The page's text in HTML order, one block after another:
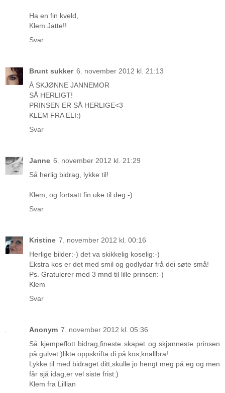
Ha en fin kveld,
Klem Jatte!!
Svar
Brunt sukker 6. november 2012 kl. 21:13
Å SKJØNNE JANNEMOR
SÅ HERLIGT!
PRINSEN ER SÅ HERLIGE<3
KLEM FRA ELI:)
Svar
Janne 6. november 2012 kl. 21:29
Så herlig bidrag, lykke til!
Klem, og fortsatt fin uke til deg:-)
Svar
Kristine 7. november 2012 kl. 00:16
Herlige bilder:-) det va skikkelig koselig:-)
Ekstra kos er det med smil og godlydar frå dei søte små!
Ps. Gratulerer med 3 mnd til lille prinsen:-)
Klem
Svar
Anonym 7. november 2012 kl. 05:36
Så kjempeflott bidrag,fineste skapet og skjønneste prinsen
på gulvet:)likte oppskrifta di på kos,knallbra!
Lykke til med bidraget ditt,skulle jo hengt meg på eg og men
får sjå idag,er vel siste frist:)
Klem fra Lillian